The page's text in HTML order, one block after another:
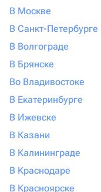
В Москве
В Санкт-Петербурге
В Волгограде
В Брянске
Во Владивостоке
В Екатеринбурге
В Ижевске
В Казани
В Калининграде
В Краснодаре
В Красноярске